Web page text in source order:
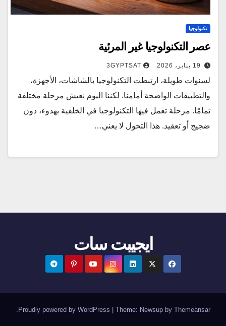
تكنولوجيا
عصر التكنولوجيا غير المرئية
19 يناير، 2026 3GYPTSAT
لسنوات طويلة، ارتبطت التكنولوجيا بالشاشات، الأجهزة،
والتطبيقات الواضحة أمامنا. لكننا اليوم نعيش مرحلة مختلفة
تمامًا. مرحلة تعمل فيها التكنولوجيا في الخلفية بهدوء، دون
ضجيج أو تعقيد. هذا التحول لا يعني…
ايجيبت سات
Proudly powered by WordPress Theme: Newsupby Themeansar